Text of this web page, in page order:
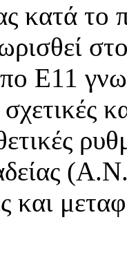
κατά το
Ε11
σχετικές
και